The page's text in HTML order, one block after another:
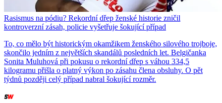
Rasismus na pódiu? Rekordní dřep ženské historie zničil
kontroverzní zásah, policie vyšetřuje šokující případ
To, co mělo být historickým okamžikem ženského silového trojboje,
skončilo jedním z největších skandálů posledních let. Belgičanka
Sonita Muluhová při pokusu o rekordní dřep s váhou 334,5
kilogramu přišla o platný výkon po zásahu člena obsluhy. O pět
týdnů později celý případ nabral šokující rozměr.